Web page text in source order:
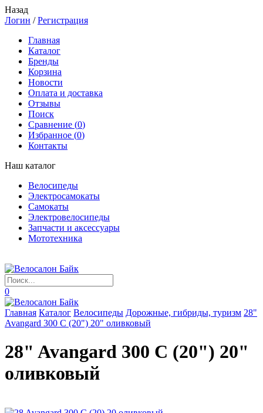
Назад
Логин /Регистрация
Главная
Каталог
Бренды
Корзина
Новости
Оплата и доставка
Отзывы
Поиск
Сравнение (0)
Избранное (0)
Контакты
Наш каталог
Велосипеды
Электросамокаты
Самокаты
Электровелосипеды
Запчасти и аксессуары
Мототехника
0
Главная Каталог Велосипеды Дорожные, гибриды, туризм 28"
Avangard 300 C (20") 20" оливковый
28" Avangard 300 C (20") 20"
оливковый